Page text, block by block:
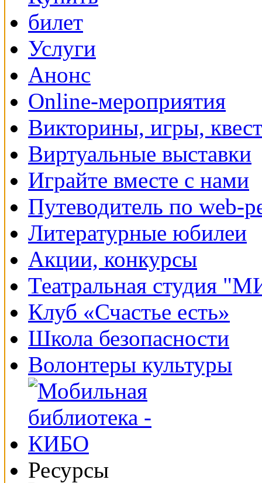
Услуги
Анонс
Online-мероприятия
Викторины, игры,
Виртуальные выставки
Играйте вместе с нами
Путеводитель по web-
Литературные юбилеи
Акции, конкурсы
Театральная студия
Клуб «Счастье есть»
Школа безопасности
Волонтеры культуры
Ресурсы